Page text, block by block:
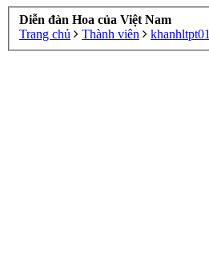
Diễn đàn Hoa của Việt Nam
Trang chủ
Thành viên khanhltpt01